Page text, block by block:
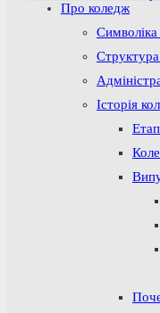
Про коледж
Історія